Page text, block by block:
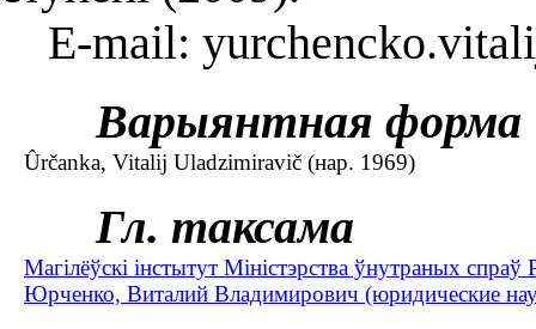
E-mail:
Варыянтная форма
Ûrčanka, Vitalij Uladzimiravič (нар. 1969)
Гл. таксама
Магілёўскі інстытут Міністэрства ўнутраных спраў
Юрченко, Виталий Владимирович (юридические